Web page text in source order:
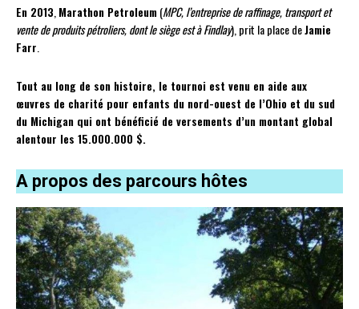
En 2013,Marathon Petroleum(MPC, l’entreprise de raffinage, transport et
vente de produits pétroliers, dont le siège est à Findlay), prit la place deJamie
Farr.
Tout au long de son histoire, le tournoi est venu en aide aux
œuvres de charité pour enfants du nord-ouest de l’Ohio et du sud
du Michigan qui ont bénéficié de versements d’un montant global
alentour les 15.000.000 $.
A propos des parcours hôtes